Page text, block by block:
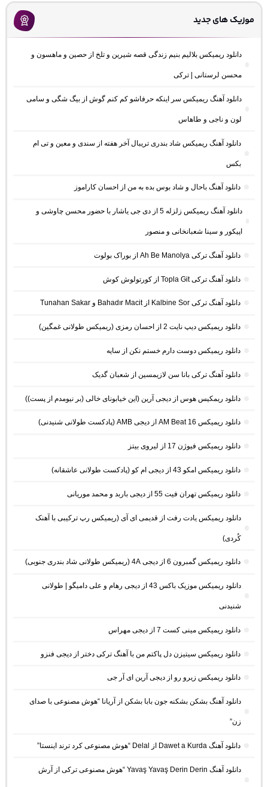
موزیک های جدید
دانلود ریمیکس بلالیم بنیم زندگی قصه شیرین و تلخ از حصین و ماهسون و
محسن لرستانی | ترکی
دانلود آهنگ ریمیکس سر اینکه حرفاشو کم کنم گوش از بیگ شگی و سامی
لون و ناجی و طاهاس
دانلود آهنگ ریمیکس شاد بندری تریبال آخر هفته از سندی و معین و تی ام
بکس
دانلود آهنگ باحال و شاد بوس بده به من از احسان کاراموز
دانلود آهنگ ریمیکس زلزله 5 از دی جی یاشار با حضور محسن چاوشی و
اپیکور و سینا شعبانخانی و منصور
دانلود آهنگ ترکی Ah Be Manolya از بوراک بولوت
دانلود آهنگ ترکی Topla Git از کورتولوش کوش
دانلود آهنگ ترکی Kalbine Sor از Bahadır Macit و Tunahan Sakar
دانلود ریمیکس دیپ نایت 2 از احسان رمزی (ریمیکس طولانی غمگین)
دانلود ریمیکس دوست دارم خستم نکن از سایه
دانلود آهنگ ترکی بانا سن لازیمسین از شعبان گدیک
دانلود ریمکیس هوس از دیجی آرین (این خیابونای خالی (بر نیومدم از پست))
دانلود ریمیکس AM Beat 16 از دیجی AMB (پادکست طولانی شنیدنی)
دانلود ریمیکس فیوژن 17 از لیروی بیتز
دانلود ریمیکس امکو 43 از دیجی ام کو (پادکست طولانی عاشقانه)
دانلود ریمیکس تهران فیت 55 از دیجی باربد و محمد موریانی
دانلود ریمیکس یادت رفت از قدیمی ای آی (ریمیکس رپ ترکیبی با آهنک
کُردی)
دانلود ریمیکس گمبرون 6 از دیجی 4A (ریمیکس طولانی شاد بندری جنوبی)
دانلود ریمیکس موزیک باکس 43 از دیجی رهام و علی دامیگو | طولانی
شنیدنی
دانلود ریمیکس مینی کست 7 از دیجی مهراس
دانلود ریمیکس سیتیزن دل پاکتم من با آهنگ ترکی دختر از دیجی فنزو
دانلود ریمیکس زیرو رو از دیجی آرین ای آر جی
دانلود آهنگ بشکن بشکنه جون بابا بشکن از آریانا “هوش مصنوعی با صدای
زن”
دانلود آهنگ Dawet a Kurda از Delal “هوش مصنوعی کرد ترند اینستا”
دانلود آهنگ Yavaş Yavaş Derin Derin “هوش مصنوعی ترکی از آرش